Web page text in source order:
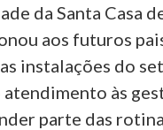
da Santa Casa
aos futuros
instalações do
atendimento às
parte das